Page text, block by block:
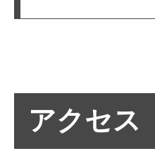
アクセス